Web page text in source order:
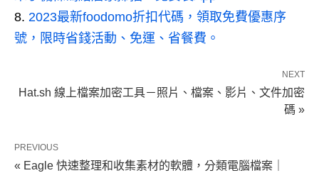
2023最新foodomo折扣代碼，領取免費優惠序
號，限時省錢活動、免運、省餐費。
NEXT
Hat.sh 線上檔案加密工具－照片、檔案、影片、文件加密
碼 »
PREVIOUS
« Eagle 快速整理和收集素材的軟體，分類電腦檔案｜